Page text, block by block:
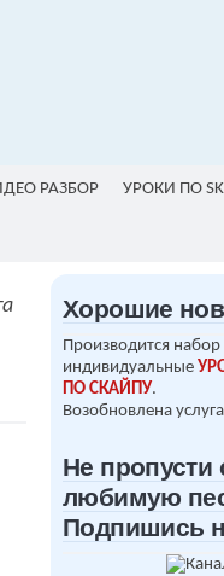
РАЗБОР УРОКИ ПО
Хорошие
Производится набор
индивидуальные
ПО СКАЙПУ.
Возобновлена
Не пропусти
любимую
Подпишись